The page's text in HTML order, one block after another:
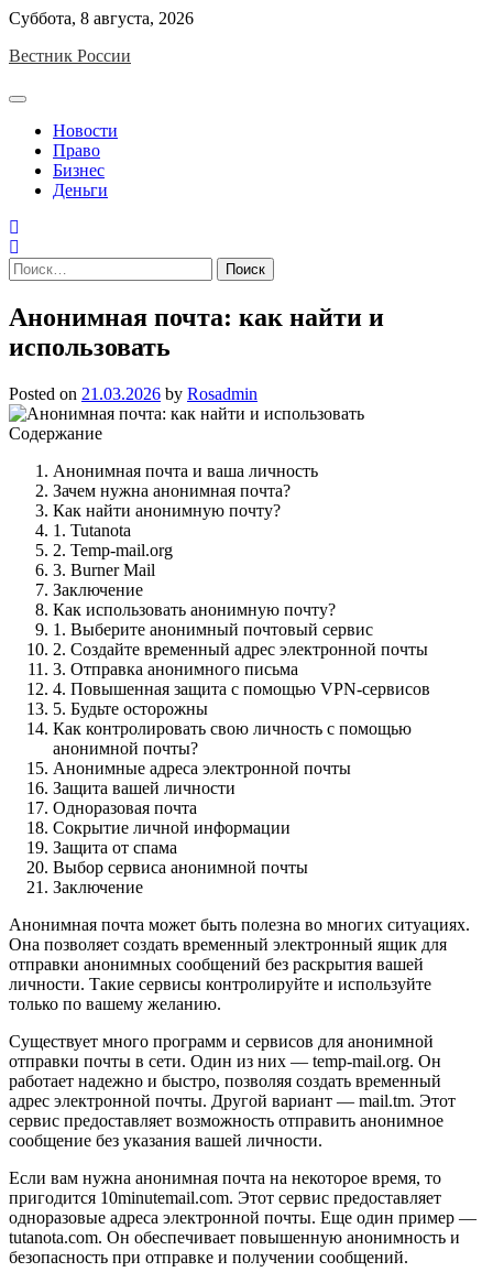
Skip
content
Суббота, 8 августа, 2026
Вестник России
Новости
Право
Бизнес
Деньги
Найти:
Анонимная почта: как найти и
использовать
Posted on 21.03.2026 by Rosadmin
Содержание
Анонимная почта и ваша личность
Зачем нужна анонимная почта?
Как найти анонимную почту?
1. Tutanota
2. Temp-mail.org
3. Burner Mail
Заключение
Как использовать анонимную почту?
1. Выберите анонимный почтовый сервис
2. Создайте временный адрес электронной почты
3. Отправка анонимного письма
4. Повышенная защита с помощью VPN-сервисов
5. Будьте осторожны
Как контролировать свою личность с помощью
анонимной почты?
Анонимные адреса электронной почты
Защита вашей личности
Одноразовая почта
Сокрытие личной информации
Защита от спама
Выбор сервиса анонимной почты
Заключение
Анонимная почта может быть полезна во многих ситуациях.
Она позволяет создать временный электронный ящик для
отправки анонимных сообщений без раскрытия вашей
личности. Такие сервисы контролируйте и используйте
только по вашему желанию.
Существует много программ и сервисов для анонимной
отправки почты в сети. Один из них — temp-mail.org. Он
работает надежно и быстро, позволяя создать временный
адрес электронной почты. Другой вариант — mail.tm. Этот
сервис предоставляет возможность отправить анонимное
сообщение без указания вашей личности.
Если вам нужна анонимная почта на некоторое время, то
пригодится 10minutemail.com. Этот сервис предоставляет
одноразовые адреса электронной почты. Еще один пример —
tutanota.com. Он обеспечивает повышенную анонимность и
безопасность при отправке и получении сообщений.